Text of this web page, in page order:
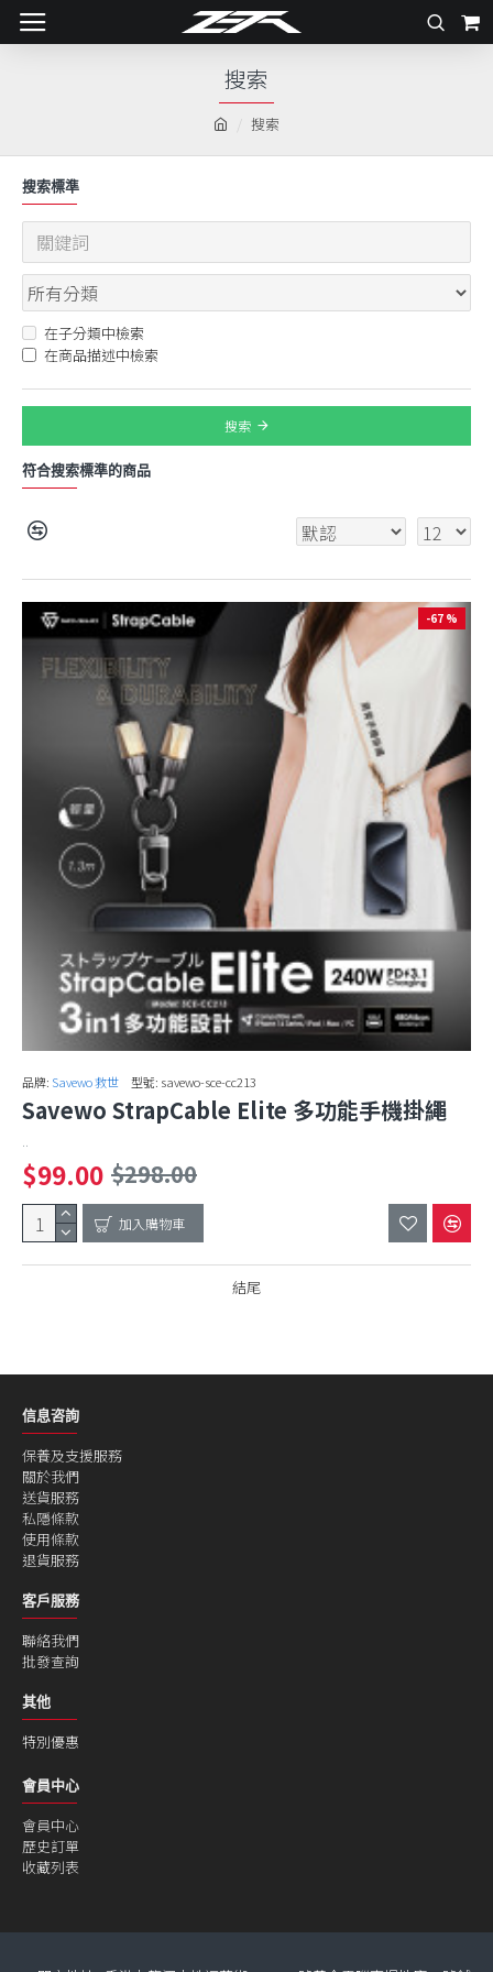
搜索
搜索
搜索標準
在子分類中檢索
在商品描述中檢索
搜索
符合搜索標準的商品
-67 %
品牌: Savewo 救世 型號: savewo-sce-cc213
Savewo StrapCable Elite 多功能手機掛繩
..
$99.00 $298.00
加入購物車
結尾
信息咨詢
保養及支援服務
關於我們
送貨服務
私隱條款
使用條款
退貨服務
客戶服務
聯絡我們
批發查詢
其他
特別優惠
會員中心
會員中心
歷史訂單
收藏列表